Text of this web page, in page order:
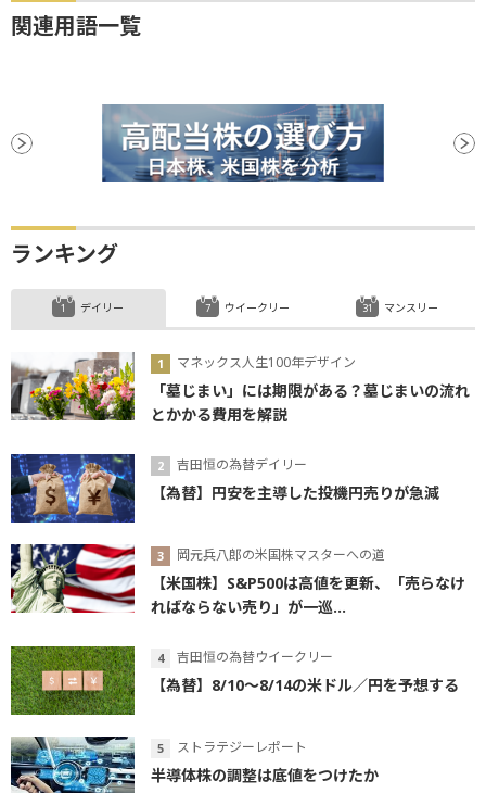
関連用語一覧
ランキング
デイリー
マネックス人生100年デザイン
「墓じまい」には期限がある？墓じまいの流れ
とかかる費用を解説
吉田恒の為替デイリー
【為替】円安を主導した投機円売りが急減
岡元兵八郎の米国株マスターへの道
【米国株】S&P500は高値を更新、「売らなけ
ればならない売り」が一巡...
吉田恒の為替ウイークリー
【為替】8/10～8/14の米ドル／円を予想する
ストラテジーレポート
半導体株の調整は底値をつけたか
ウイークリー マンスリー